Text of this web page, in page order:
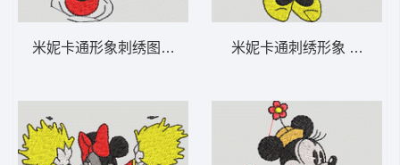
米妮卡通形象刺绣图案 米妮 18-DST格式